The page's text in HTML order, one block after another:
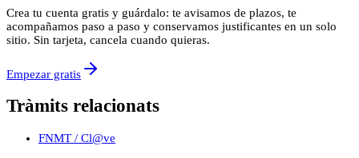
Crea tu cuenta gratis y guárdalo: te avisamos de plazos, te
acompañamos paso a paso y conservamos justificantes en un solo
sitio. Sin tarjeta, cancela cuando quieras.
Empezar gratis
Tràmits relacionats
FNMT / Cl@ve